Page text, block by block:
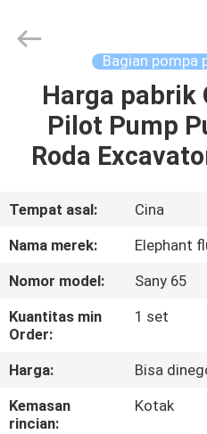
RUMAH
PRODUK
TENTANG
KAMI
TUR
PABRIK
KONTROL
KUALITAS
Power
Co.,Ltd.
Bagian pompa
Harga pabrik
Pilot Pump
Roda
Tempat asal:
Cina
Nama merek:
Elephant
Nomor model:
Sany 65
Kuantitas min
Order:
1 set
Harga:
Bisa
Kemasan
rincian:
Kotak